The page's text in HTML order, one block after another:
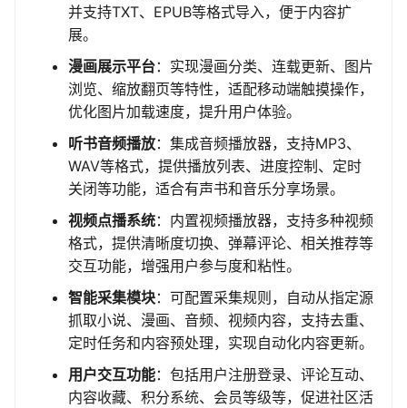
并支持TXT、EPUB等格式导入，便于内容扩
展。
漫画展示平台：实现漫画分类、连载更新、图片
浏览、缩放翻页等特性，适配移动端触摸操作，
优化图片加载速度，提升用户体验。
听书音频播放：集成音频播放器，支持MP3、
WAV等格式，提供播放列表、进度控制、定时
关闭等功能，适合有声书和音乐分享场景。
视频点播系统：内置视频播放器，支持多种视频
格式，提供清晰度切换、弹幕评论、相关推荐等
交互功能，增强用户参与度和粘性。
智能采集模块：可配置采集规则，自动从指定源
抓取小说、漫画、音频、视频内容，支持去重、
定时任务和内容预处理，实现自动化内容更新。
用户交互功能：包括用户注册登录、评论互动、
内容收藏、积分系统、会员等级等，促进社区活